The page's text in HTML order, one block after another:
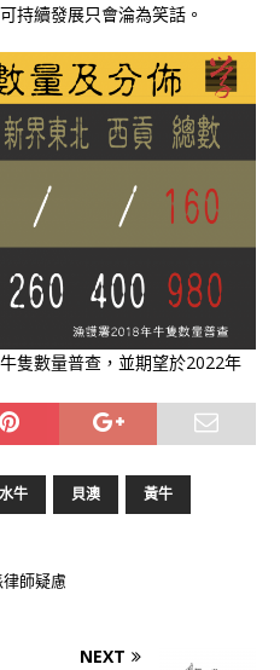
持續發展只會淪為笑話。
隻數量普查，並期望於2022年
水牛 貝澳 黃牛
師疑慮
NEXT